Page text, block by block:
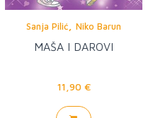
Sanja Pilić Niko Barun
MAŠA I DAROVI
11,90 €